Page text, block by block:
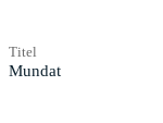
Titel
Mundat